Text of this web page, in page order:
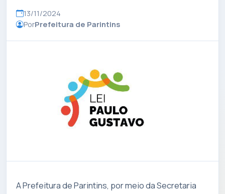
13/11/2024
PorPrefeitura de Parintins
A Prefeitura de Parintins, por meio da Secretaria